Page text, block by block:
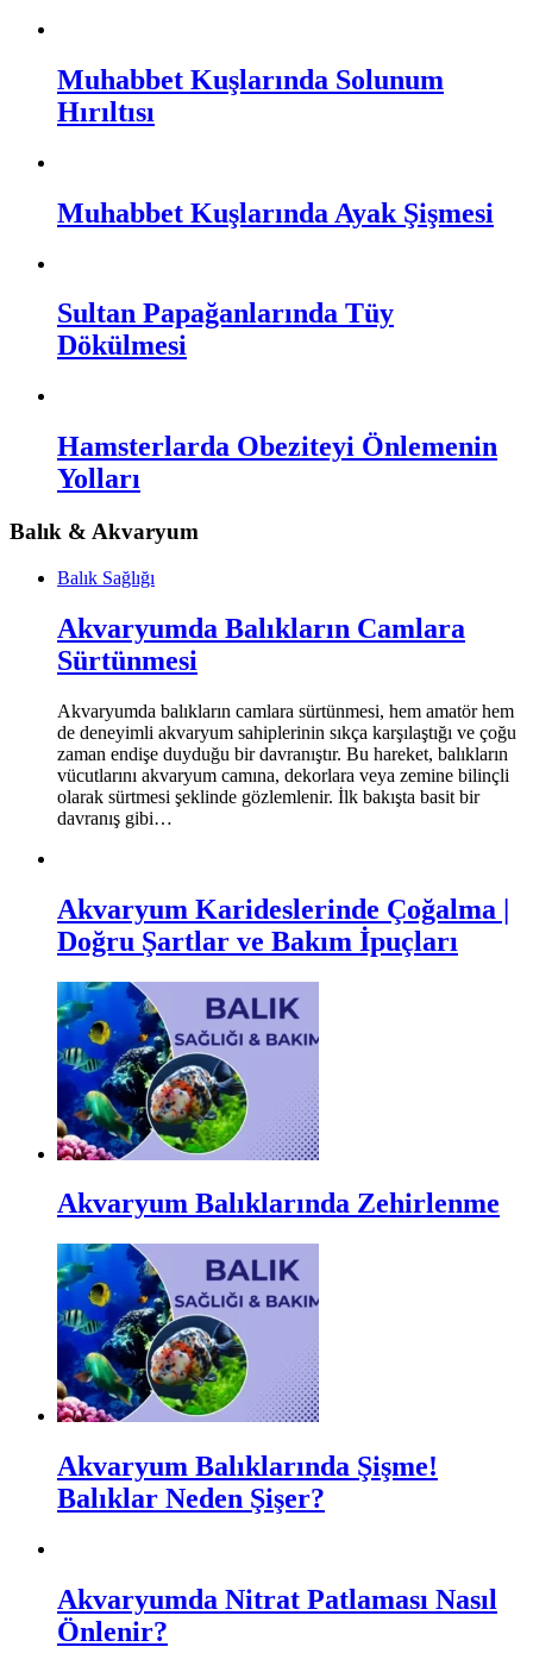
Muhabbet Kuşlarında Solunum
Hırıltısı
Muhabbet Kuşlarında Ayak Şişmesi
Sultan Papağanlarında Tüy
Dökülmesi
Hamsterlarda Obeziteyi Önlemenin
Yolları
Balık & Akvaryum
Balık Sağlığı
Akvaryumda Balıkların Camlara
Sürtünmesi
Akvaryumda balıkların camlara sürtünmesi, hem amatör hem
de deneyimli akvaryum sahiplerinin sıkça karşılaştığı ve çoğu
zaman endişe duyduğu bir davranıştır. Bu hareket, balıkların
vücutlarını akvaryum camına, dekorlara veya zemine bilinçli
olarak sürtmesi şeklinde gözlemlenir. İlk bakışta basit bir
davranış gibi…
Akvaryum Karideslerinde Çoğalma |
Doğru Şartlar ve Bakım İpuçları
Akvaryum Balıklarında Zehirlenme
Akvaryum Balıklarında Şişme!
Balıklar Neden Şişer?
Akvaryumda Nitrat Patlaması Nasıl
Önlenir?